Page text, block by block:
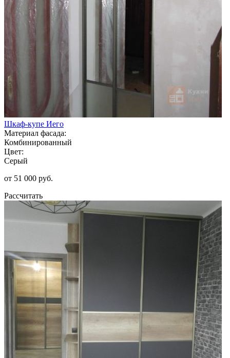
Шкаф-купе Иего
Материал фасада:
Комбинированный
Цвет:
Серый
от 51 000 руб.
Рассчитать